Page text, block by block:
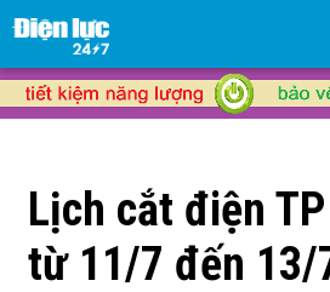
Lịch cắt điện
từ 11/7 đến 13/